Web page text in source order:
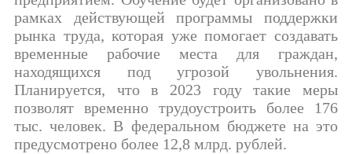
рамках действующей программы поддержки
рынка труда, которая уже помогает создавать
временные рабочие места для граждан,
находящихся под угрозой увольнения.
Планируется, что в 2023 году такие меры
позволят временно трудоустроить более 176
тыс. человек. В федеральном бюджете на это
предусмотрено более 12,8 млрд. рублей.